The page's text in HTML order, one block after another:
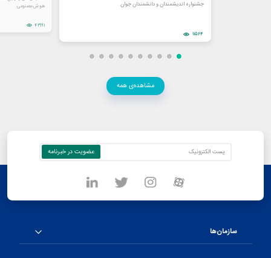
جشنواره اندیشمندان و دانشمندان جوان
11564
هوش مصنوعی
43191
مشاهده‌ی همه
سازمان‌ها